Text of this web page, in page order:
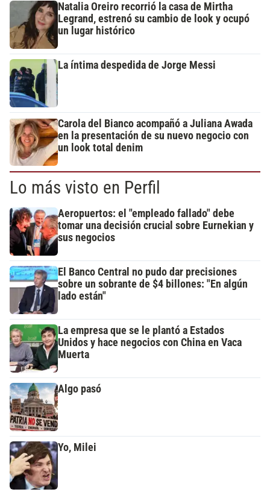
Natalia Oreiro recorrió la casa de Mirtha
Legrand, estrenó su cambio de look y ocupó
un lugar histórico
La íntima despedida de Jorge Messi
Carola del Bianco acompañó a Juliana Awada
en la presentación de su nuevo negocio con
un look total denim
Lo más visto en Perfil
Aeropuertos: el "empleado fallado" debe
tomar una decisión crucial sobre Eurnekian y
sus negocios
El Banco Central no pudo dar precisiones
sobre un sobrante de $4 billones: "En algún
lado están"
La empresa que se le plantó a Estados
Unidos y hace negocios con China en Vaca
Muerta
Algo pasó
Yo, Milei